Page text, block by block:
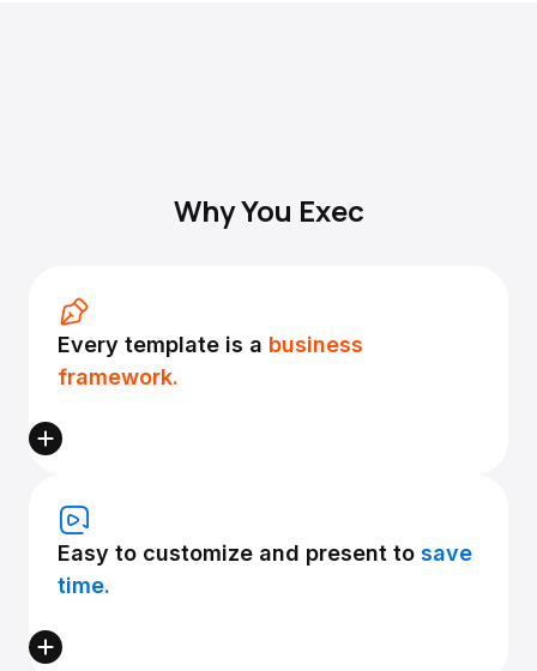
Why You Exec
Every template is a business
framework.
Easy to customize and present to save
time.